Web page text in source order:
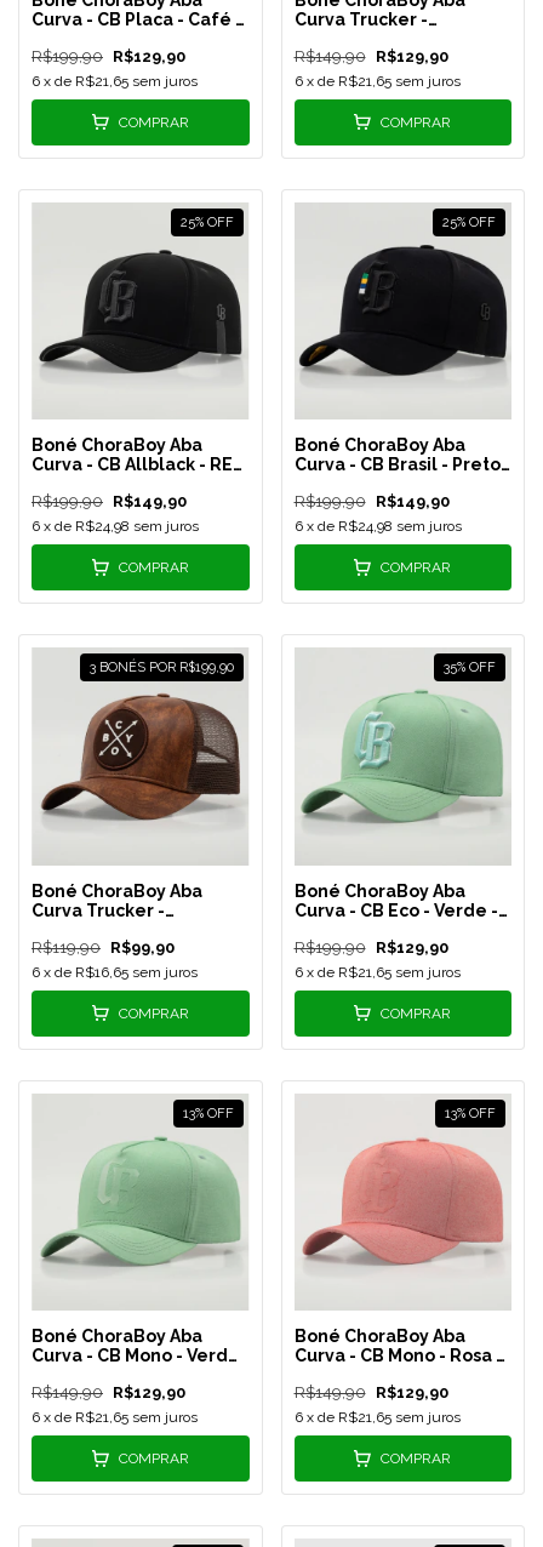
Curva - CB Placa - Café -
R$199,90 R$129,90
6 x de R$21,65 sem juros
COMPRAR
Curva Trucker -
Preto - REF 92
R$149,90 R$129,90
6 x de R$21,65 sem juros
COMPRAR
25% OFF
Boné ChoraBoy Aba
Curva - CB Allblack - REF
R$199,90 R$149,90
6 x de R$24,98 sem juros
COMPRAR
25% OFF
Boné ChoraBoy Aba
Curva - CB Brasil - Preto -
R$199,90 R$149,90
6 x de R$24,98 sem juros
COMPRAR
3 BONÉS POR R$199,90
Boné ChoraBoy Aba
Curva Trucker -
Marrom - REF 80
R$119,90 R$99,90
6 x de R$16,65 sem juros
COMPRAR
35% OFF
Boné ChoraBoy Aba
Curva - CB Eco - Verde -
R$199,90 R$129,90
6 x de R$21,65 sem juros
COMPRAR
13% OFF
Boné ChoraBoy Aba
Curva - CB Mono - Verde
R$149,90 R$129,90
6 x de R$21,65 sem juros
COMPRAR
13% OFF
Boné ChoraBoy Aba
Curva - CB Mono - Rosa -
R$149,90 R$129,90
6 x de R$21,65 sem juros
COMPRAR